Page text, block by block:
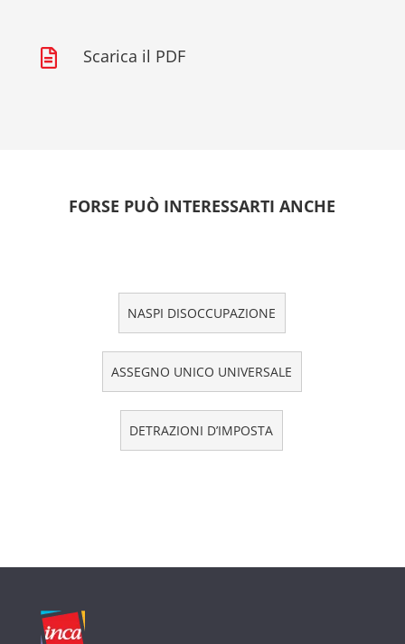
 Scarica il PDF
FORSE PUÒ INTERESSARTI ANCHE
NASPI DISOCCUPAZIONE
ASSEGNO UNICO UNIVERSALE
DETRAZIONI D’IMPOSTA